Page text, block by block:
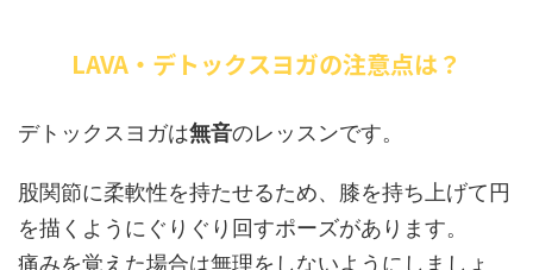
LAVA・デトックスヨガの注意点は？
デトックスヨガは無音のレッスンです。
股関節に柔軟性を持たせるため、膝を持ち上げて円
を描くようにぐりぐり回すポーズがあります。
痛みを覚えた場合は無理をしないようにしましょ